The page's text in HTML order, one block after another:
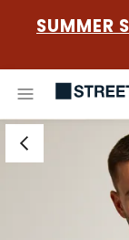
SUMMER